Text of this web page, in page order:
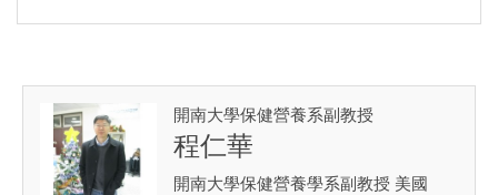
開南大學保健營養系副教授
程仁華
開南大學保健營養學系副教授 美國